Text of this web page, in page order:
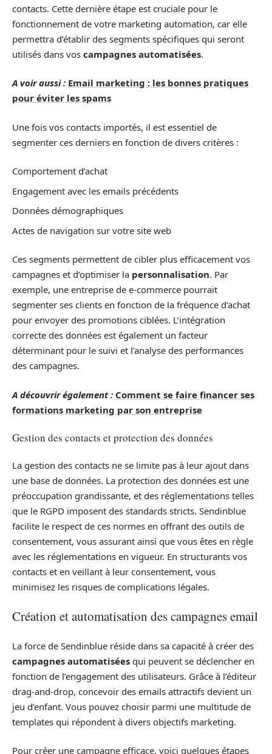
contacts. Cette dernière étape est cruciale pour le
fonctionnement de votre marketing automation, car elle
permettra d’établir des segments spécifiques qui seront
utilisés dans vos campagnes automatisées.
A voir aussi : Email marketing : les bonnes pratiques
pour éviter les spams
Une fois vos contacts importés, il est essentiel de
segmenter ces derniers en fonction de divers critères :
Comportement d’achat
Engagement avec les emails précédents
Données démographiques
Actes de navigation sur votre site web
Ces segments permettent de cibler plus efficacement vos
campagnes et d’optimiser la personnalisation. Par
exemple, une entreprise de e-commerce pourrait
segmenter ses clients en fonction de la fréquence d’achat
pour envoyer des promotions ciblées. L’intégration
correcte des données est également un facteur
déterminant pour le suivi et l’analyse des performances
des campagnes.
A découvrir également : Comment se faire financer ses
formations marketing par son entreprise
Gestion des contacts et protection des données
La gestion des contacts ne se limite pas à leur ajout dans
une base de données. La protection des données est une
préoccupation grandissante, et des réglementations telles
que le RGPD imposent des standards stricts. Sendinblue
facilite le respect de ces normes en offrant des outils de
consentement, vous assurant ainsi que vous êtes en règle
avec les réglementations en vigueur. En structurants vos
contacts et en veillant à leur consentement, vous
minimisez les risques de complications légales.
Création et automatisation des campagnes email
La force de Sendinblue réside dans sa capacité à créer des
campagnes automatisées qui peuvent se déclencher en
fonction de l’engagement des utilisateurs. Grâce à l’éditeur
drag-and-drop, concevoir des emails attractifs devient un
jeu d’enfant. Vous pouvez choisir parmi une multitude de
templates qui répondent à divers objectifs marketing.
Pour créer une campagne efficace, voici quelques étapes